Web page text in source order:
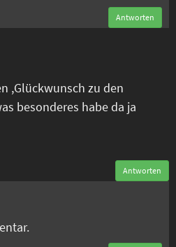
Antworten
,Glückwunsch zu den
besonderes habe da ja
Antworten